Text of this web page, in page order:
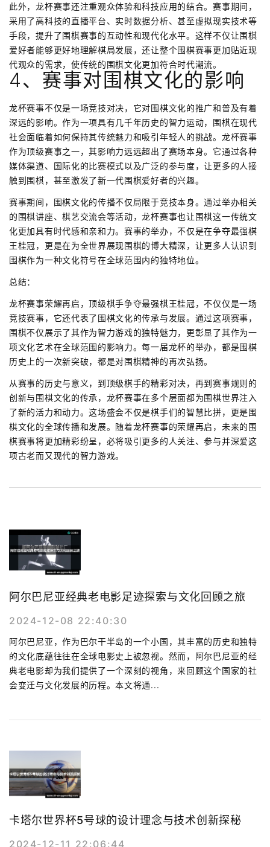
此外，龙杯赛事还注重观众体验和科技应用的结合。赛事期间，
采用了高科技的直播平台、实时数据分析、甚至虚拟现实技术等
手段，提升了围棋赛事的互动性和现代化水平。这样不仅让围棋
爱好者能够更好地理解棋局发展，还让整个围棋赛事更加贴近现
代观众的需求，使传统的围棋文化更加符合时代潮流。
4、赛事对围棋文化的影响
龙杯赛事不仅是一场竞技对决，它对围棋文化的推广和普及有着
深远的影响。作为一项具有几千年历史的智力运动，围棋在现代
社会面临着如何保持其传统魅力和吸引年轻人的挑战。龙杯赛事
作为顶级赛事之一，其影响力远远超出了赛场本身。它通过各种
媒体渠道、国际化的比赛模式以及广泛的参与度，让更多的人接
触到围棋，甚至激发了新一代围棋爱好者的兴趣。
赛事期间，围棋文化的传播不仅局限于竞技本身。通过举办相关
的围棋讲座、棋艺交流会等活动，龙杯赛事也让围棋这一传统文
化更加具有时代感和亲和力。赛事的举办，不仅是在争夺最强棋
王桂冠，更是在为全世界展现围棋的博大精深，让更多人认识到
围棋作为一种文化符号在全球范围内的独特地位。
总结：
龙杯赛事荣耀再启，顶级棋手争夺最强棋王桂冠，不仅仅是一场
竞技赛事，它还代表了围棋文化的传承与发展。通过这项赛事，
围棋不仅展示了其作为智力游戏的独特魅力，更彰显了其作为一
项文化艺术在全球范围的影响力。每一届龙杯的举办，都是围棋
历史上的一次新突破，都是对围棋精神的再次弘扬。
从赛事的历史与意义，到顶级棋手的精彩对决，再到赛事规则的
创新与围棋文化的传承，龙杯赛事在多个层面都为围棋世界注入
了新的活力和动力。这场盛会不仅是棋手们的智慧比拼，更是围
棋文化的全球传播和发展。随着龙杯赛事的荣耀再启，未来的围
棋赛事将更加精彩纷呈，必将吸引更多的人关注、参与并深爱这
项古老而又现代的智力游戏。
阿尔巴尼亚经典老电影足迹探索与文化回顾之旅
2024-12-08 22:40:30
阿尔巴尼亚，作为巴尔干半岛的一个小国，其丰富的历史和独特
的文化底蕴往往在全球电影史上被忽视。然而，阿尔巴尼亚的经
典老电影却为我们提供了一个深刻的视角，来回顾这个国家的社
会变迁与文化发展的历程。本文将通...
卡塔尔世界杯5号球的设计理念与技术创新探秘
2024-12-11 22:06:44